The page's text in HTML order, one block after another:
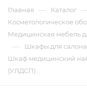
Главная — Каталог
Косметологическое
Медицинская мебель
— Шкафы для
Шкаф медицинский
(УЛДСП)